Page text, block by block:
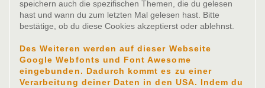
speichern auch die spezifischen Themen, die du gelesen
hast und wann du zum letzten Mal gelesen hast. Bitte
bestätige, ob du diese Cookies akzeptierst oder ablehnst.
Des Weiteren werden auf dieser Webseite
Google Webfonts und Font Awesome
eingebunden. Dadurch kommt es zu einer
Verarbeitung deiner Daten in den USA. Indem du